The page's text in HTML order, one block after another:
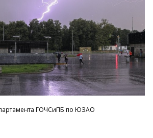
ГОЧСиПБ по ЮЗАО